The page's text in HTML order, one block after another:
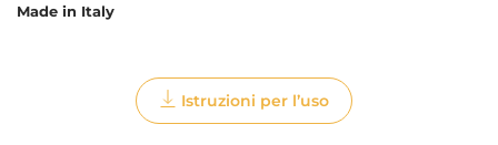
Made in Italy
Istruzioni per l’uso